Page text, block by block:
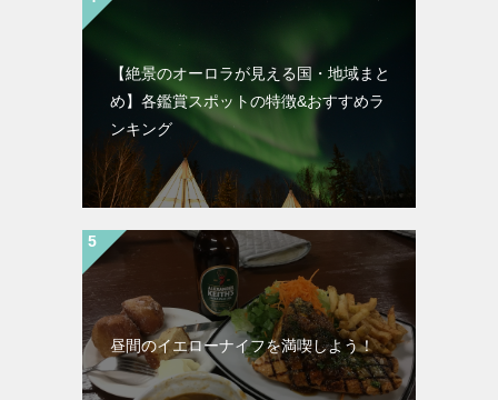
【絶景のオーロラが見える国・地域まと
め】各鑑賞スポットの特徴&おすすめラ
ンキング
昼間のイエローナイフを満喫しよう！